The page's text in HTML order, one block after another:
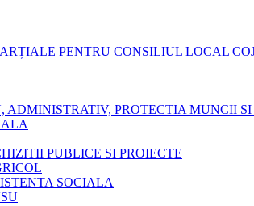
PENTRU CONSILIUL LOCAL
ADMINISTRATIV, PROTECTIA MUNCII
PUBLICE SI PROIECTE
SOCIALA